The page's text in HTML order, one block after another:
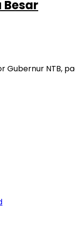
Besar
Gubernur NTB,